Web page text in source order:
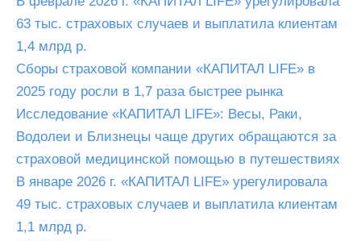
63 тыс. страховых случаев и выплатила клиентам
1,4 млрд р.
Сборы страховой компании «КАПИТАЛ LIFE» в
2025 году росли в 1,7 раза быстрее рынка
Исследование «КАПИТАЛ LIFE»: Весы, Раки,
Водолеи и Близнецы чаще других обращаются за
страховой медицинской помощью в путешествиях
В январе 2026 г. «КАПИТАЛ LIFE» урегулировала
49 тыс. страховых случаев и выплатила клиентам
1,1 млрд р.